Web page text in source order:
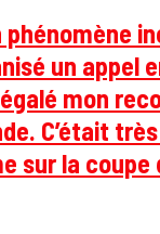
phénomène
un appel
mon
C’était
sur la